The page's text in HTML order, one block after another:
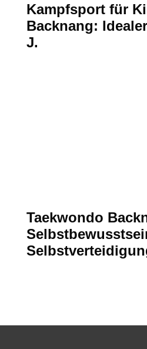
Kampfsport für
Backnang:
J.
Taekwondo